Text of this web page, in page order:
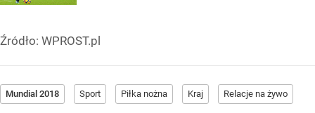
Źródło: WPROST.pl
Mundial 2018 Sport Piłka nożna Kraj Relacje na żywo